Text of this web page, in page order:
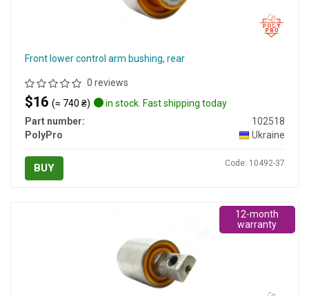
Front lower control arm bushing, rear
0 reviews
$16 (≈ 740 ₴)
in stock. Fast shipping today
Part number:
102518
PolyPro
Ukraine
BUY Code: 10492-37
12-month
warranty